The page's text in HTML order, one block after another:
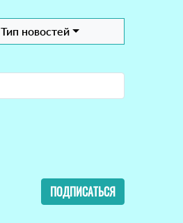
Тип новостей
ПОДПИСАТЬСЯ